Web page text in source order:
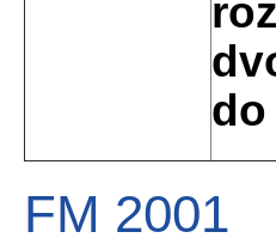
do
FM 2001